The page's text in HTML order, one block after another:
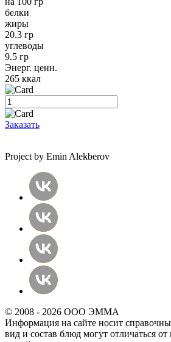
белки
жиры
20.3 гр
углеводы
9.5 гр
Энерг. ценн.
265 ккал
Заказать
Project by Emin Alekberov
© 2008 - 2026 ООО ЭММА
Информация на сайте носит
вид и состав блюд могут отличаться от